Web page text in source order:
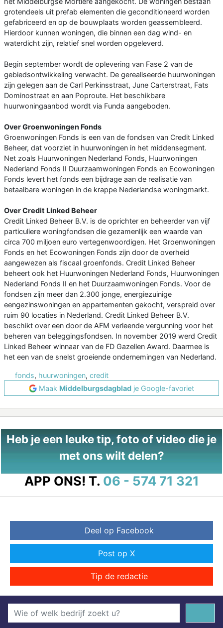
grotendeels uit prefab elementen die geconditioneerd worden
gefabriceerd en op de bouwplaats worden geassembleerd.
Hierdoor kunnen woningen, die binnen een dag wind- en
waterdicht zijn, relatief snel worden opgeleverd.
Begin september wordt de oplevering van Fase 2 van de
gebiedsontwikkeling verwacht. De gerealiseerde huurwoningen
zijn gelegen aan de Carl Perkinsstraat, June Carterstraat, Fats
Dominostraat en aan Poproute. Het beschikbare
huurwoningaanbod wordt via Funda aangeboden.
Over Groenwoningen Fonds
Groenwoningen Fonds is een van de fondsen van Credit Linked
Beheer, dat voorziet in huurwoningen in het middensegment.
Net zoals Huurwoningen Nederland Fonds, Huurwoningen
Nederland Fonds II Duurzaamwoningen Fonds en Ecowoningen
Fonds levert het fonds een bijdrage aan de realisatie van
betaalbare woningen in de krappe Nederlandse woningmarkt.
Over Credit Linked Beheer
Credit Linked Beheer B.V. is de oprichter en beheerder van vijf
particuliere woningfondsen die gezamenlijk een waarde van
circa 700 miljoen euro vertegenwoordigen. Het Groenwoningen
Fonds en het Ecowoningen Fonds zijn door de overheid
aangewezen als fiscaal groenfonds. Credit Linked Beheer
beheert ook het Huurwoningen Nederland Fonds, Huurwoningen
Nederland Fonds II en het Duurzaamwoningen Fonds. Voor de
fondsen zijn meer dan 2.300 jonge, energiezuinige
eengezinswoningen en appartementen gekocht, verspreid over
ruim 90 locaties in Nederland. Credit Linked Beheer B.V.
beschikt over een door de AFM verleende vergunning voor het
beheren van beleggingsfondsen. In november 2019 werd Credit
Linked Beheer winnaar van de FD Gazellen Award. Daarmee is
het een van de snelst groeiende ondernemingen van Nederland.
fonds, huurwoningen, credit
Maak Middelburgsdagblad je Google-favoriet
Heb je een leuke tip, foto of video die je
met ons wilt delen?
APP ONS! T. 06 - 574 71 321
Deel op Facebook
Post op X
Tip de redactie